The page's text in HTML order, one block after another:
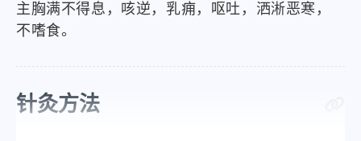
主胸满不得息，咳逆，乳痈，呕吐，洒淅恶寒，
不嗜食。
针灸方法